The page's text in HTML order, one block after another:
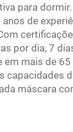
para
anos de
por dia, 7
em mais de
capacidades
máscara